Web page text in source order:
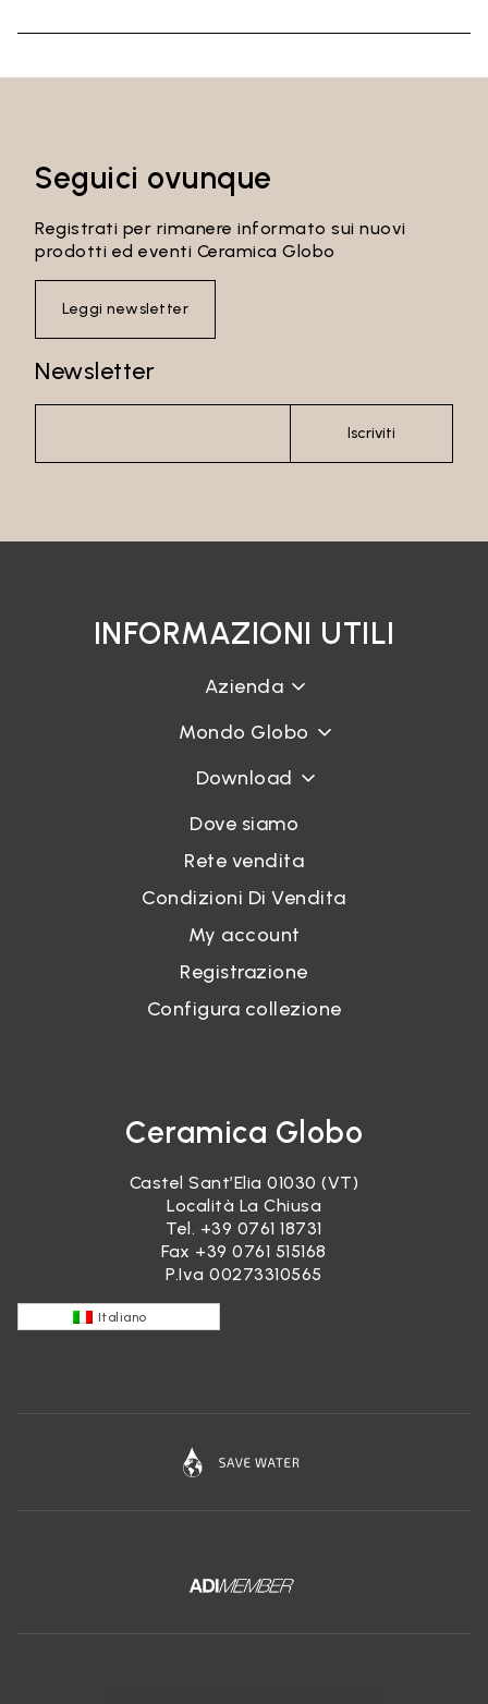
Seguici ovunque
Registrati per rimanere informato sui nuovi
prodotti ed eventi Ceramica Globo
Leggi newsletter
Newsletter
Iscriviti
INFORMAZIONI UTILI
Azienda
Mondo Globo
Download
Dove siamo
Rete vendita
Condizioni Di Vendita
My account
Registrazione
Configura collezione
Ceramica Globo
Castel Sant’Elia 01030 (VT)
Località La Chiusa
Tel. +39 0761 18731
Fax +39 0761 515168
P.Iva 00273310565
Italiano